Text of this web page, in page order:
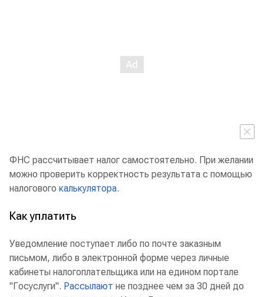
ФНС рассчитывает налог самостоятельно. При желании
можно проверить корректность результата с помощью
налогового калькулятора.
Как уплатить
Уведомление поступает либо по почте заказным
письмом, либо в электронной форме через личные
кабинеты налогоплательщика или на едином портале
"Госуслуги". Рассылают не позднее чем за 30 дней до